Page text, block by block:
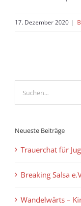
17. Dezember 2020 |
Neueste Beiträge
Trauerchat für
Breaking Salsa
Wandelwärts –